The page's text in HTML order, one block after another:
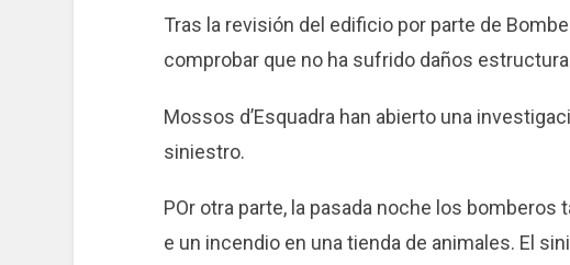
Tras la revisión del edificio por parte de
comprobar que no ha sufrido daños
Mossos d’Esquadra han abierto una
siniestro.
POr otra parte, la pasada noche los
e un incendio en una tienda de animales. El